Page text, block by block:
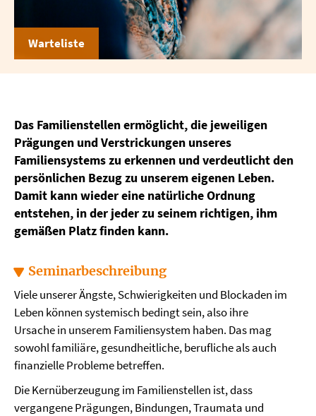
Warteliste
Das Familienstellen ermöglicht, die jeweiligen
Prägungen und Verstrickungen unseres
Familiensystems zu erkennen und verdeutlicht den
persönlichen Bezug zu unserem eigenen Leben.
Damit kann wieder eine natürliche Ordnung
entstehen, in der jeder zu seinem richtigen, ihm
gemäßen Platz finden kann.
Seminarbeschreibung
Viele unserer Ängste, Schwierigkeiten und Blockaden im
Leben können systemisch bedingt sein, also ihre
Ursache in unserem Familiensystem haben. Das mag
sowohl familiäre, gesundheitliche, berufliche als auch
finanzielle Probleme betreffen.
Die Kernüberzeugung im Familienstellen ist, dass
vergangene Prägungen, Bindungen, Traumata und